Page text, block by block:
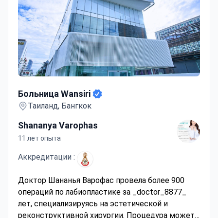
Больница Wansiri
Таиланд, Бангкок
Shananya Varophas
11 лет опыта
Аккредитации :
Доктор Шананья Варофас провела более 900
операций по лабиопластике за _doctor_8877_
лет, специализируясь на эстетической и
реконструктивной хирургии. Процедура может